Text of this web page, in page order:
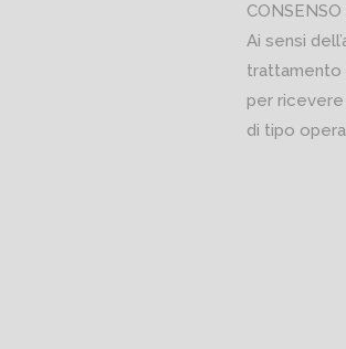
Ai sensi
trattamento
per
di tipo